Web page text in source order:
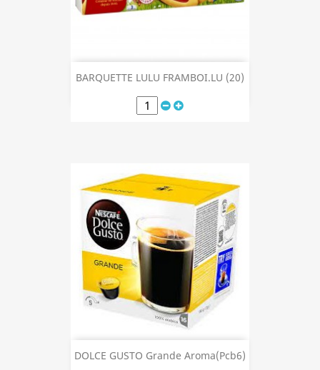
BARQUETTE LULU FRAMBOI.LU (20)
DOLCE GUSTO Grande Aroma(Pcb6)